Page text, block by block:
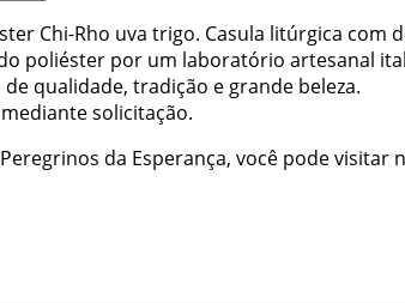
Chi-Rho uva trigo. Casula litúrgica com
poliéster por um laboratório artesanal
qualidade, tradição e grande beleza.
solicitação.
da Esperança, você pode visitar